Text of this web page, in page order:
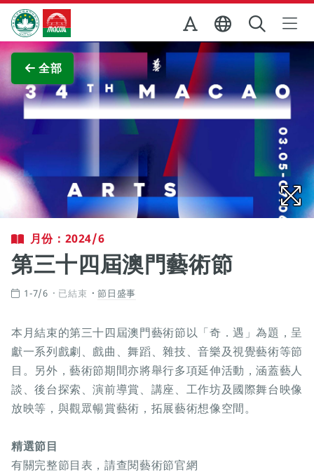
跳至主内容
澳門特別行政區政府旅遊局
全部
查看原圖
月份：2024/6
第三十四屆澳門藝術節
1-7/6 已結束 節日盛事
本月結束的第三十四屆澳門藝術節以「奇．遇」為題，呈
獻一系列戲劇、戲曲、舞蹈、雜技、音樂及視覺藝術等節
目。另外，藝術節期間亦將舉行多項延伸活動，涵蓋藝人
談、後台探索、演前導賞、講座、工作坊及國際舞台映像
放映等，與觀眾暢賞藝術，拓展藝術想像空間。
精選節目
有關完整節目表，請查閱藝術節官網